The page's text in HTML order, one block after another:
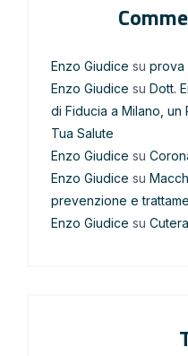
Enzo Giudice su prova
Enzo Giudice su Dott.
di Fiducia a Milano, un
Tua Salute
Enzo Giudice su
Enzo Giudice su
prevenzione e
Enzo Giudice su